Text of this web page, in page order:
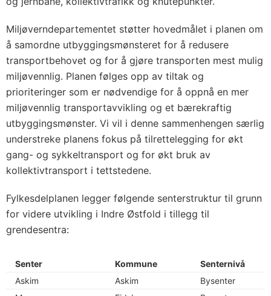
Miljøverndepartementet støtter hovedmålet i planen om
å samordne utbyggingsmønsteret for å redusere
transportbehovet og for å gjøre transporten mest mulig
miljøvennlig. Planen følges opp av tiltak og
prioriteringer som er nødvendige for å oppnå en mer
miljøvennlig transportavvikling og et bærekraftig
utbyggingsmønster. Vi vil i denne sammenhengen særlig
understreke planens fokus på tilrettelegging for økt
gang- og sykkeltransport og for økt bruk av
kollektivtransport i tettstedene.
Fylkesdelplanen legger følgende senterstruktur til grunn
for videre utvikling i Indre Østfold i tillegg til
grendesentra:
Senter Kommune
Senternivå
Askim
Askim
Bysenter